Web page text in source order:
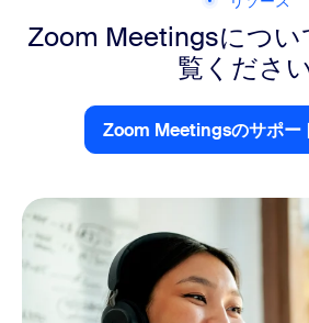
Zoom Meetingsにつ
覧くださ
Zoom Meetingsのサポー
Zoom